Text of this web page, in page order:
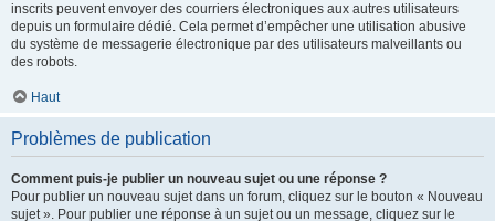
inscrits peuvent envoyer des courriers électroniques aux autres utilisateurs
depuis un formulaire dédié. Cela permet d’empêcher une utilisation abusive
du système de messagerie électronique par des utilisateurs malveillants ou
des robots.
Haut
Problèmes de publication
Comment puis-je publier un nouveau sujet ou une réponse ?
Pour publier un nouveau sujet dans un forum, cliquez sur le bouton « Nouveau
sujet ». Pour publier une réponse à un sujet ou un message, cliquez sur le